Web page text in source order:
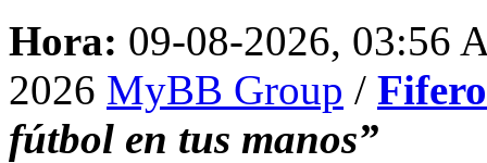
Hora: 09-08-2026, 03:56
2026 MyBB Group /
fútbol en tus manos”